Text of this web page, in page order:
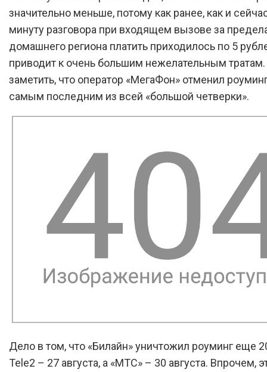
значительно меньше, потому как ранее, как и
минуту разговора при входящем вызове за
домашнего региона платить приходилось по 5
приводит к очень большим нежелательным
заметить, что оператор «МегаФон» отменил
самым последним из всей «большой четверки».
Дело в том, что «Билайн» уничтожил роуминг еще
Tele2 – 27 августа, а «МТС» – 30 августа. Впрочем,